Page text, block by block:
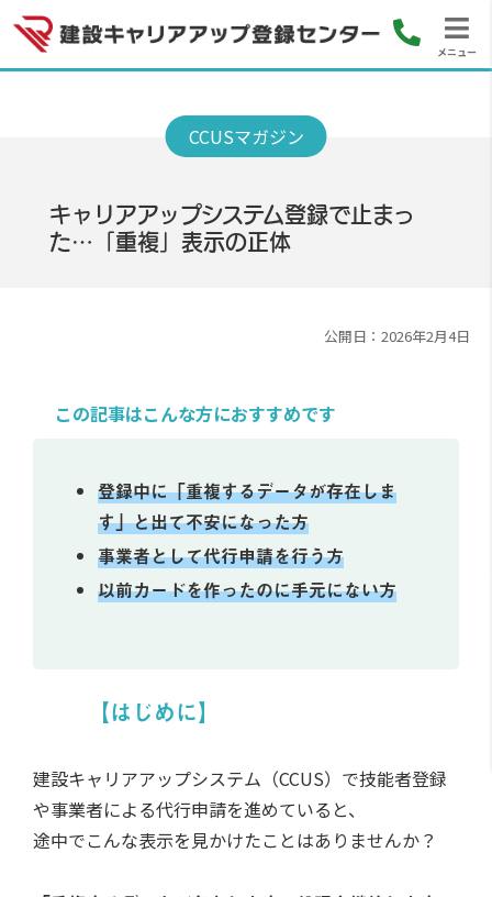
メニュー
キャリアアップシステム登録で止まっ
た…「重複」表示の正体
公開日：2026年2月4日
この記事はこんな方におすすめです
登録中に「重複するデータが存在しま
す」と出て不安になった方
事業者として代行申請を行う方
以前カードを作ったのに手元にない方
【はじめに】
建設キャリアアップシステム（CCUS）で技能者登録
や事業者による代行申請を進めていると、
途中でこんな表示を見かけたことはありませんか？